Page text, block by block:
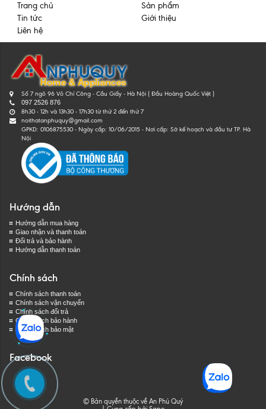
Trang chủ
Sản phẩm
Tin tức
Giới thiệu
Liên hệ
Số 7 ngõ 96 Võ Chí Công - Cầu Giấy - Hà Nội ( Đầu Hoàng Quốc Việt )
097 2526 876
8h30 - 12h và 13h30 - 17h30 từ thứ 2 đến thứ 7
noithatanphuquy@gmail.com
GPKD: 0106875530 - Ngày cấp: 10/06/2015 - Nơi cấp: Sở kế hoạch và đầu tư TP. Hà
Nội
Hướng dẫn
Hướng dẫn mua hàng
Giao nhận và thanh toán
Đổi trả và bảo hành
Hướng dẫn thanh toán
Chính sách
Chính sách thanh toán
Chính sách vận chuyển
Chính sách đổi trả
Chính sách bảo hành
Chính sách bảo mật
Facebook
© Bản quyền thuộc về An Phú Quý